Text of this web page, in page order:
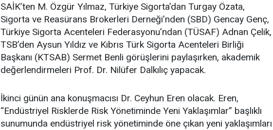
SAİK’ten M. Özgür Yılmaz, Türkiye Sigorta’dan Turgay Özata,
Sigorta ve Reasürans Brokerleri Derneği’nden (SBD) Gencay Genç,
Türkiye Sigorta Acenteleri Federasyonu’ndan (TÜSAF) Adnan Çelik,
TSB’den Aysun Yıldız ve Kıbrıs Türk Sigorta Acenteleri Birliği
Başkanı (KTSAB) Sermet Benli görüşlerini paylaşırken, akademik
değerlendirmeleri Prof. Dr. Nilüfer Dalkılıç yapacak.
İkinci günün ana konuşmacısı Dr. Ceyhun Eren olacak. Eren,
“Endüstriyel Risklerde Risk Yönetiminde Yeni Yaklaşımlar” başlıklı
sunumunda endüstriyel risk yönetiminde öne çıkan yeni yaklaşımları